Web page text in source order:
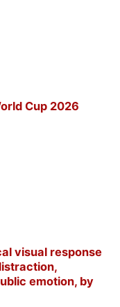
Cup 2026
visual response
emotion, by